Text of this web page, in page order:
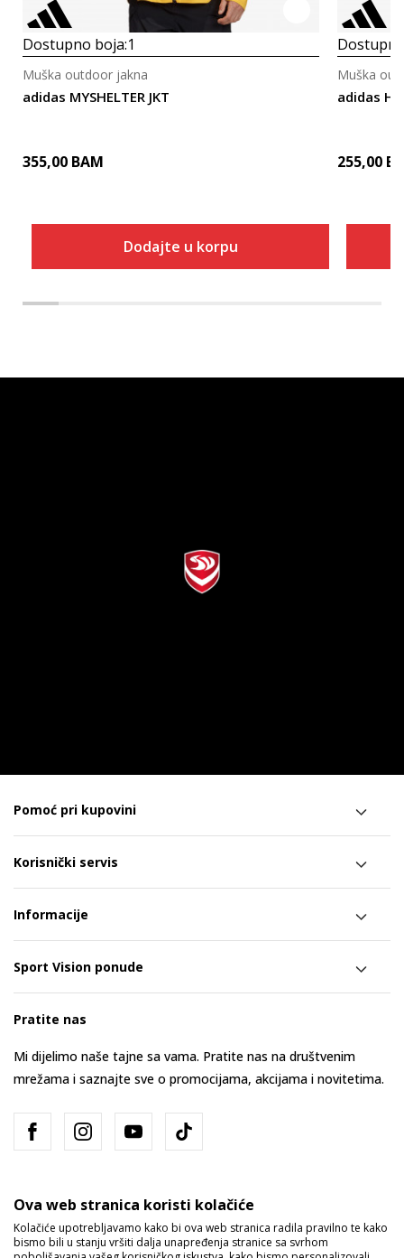
Dostupno boja:1
adidas MYSHELTER JKT
Muška outdoor jakna
355,00 BAM
Dodajte u korpu
adidas
Muška
255,00
Pomoć pri kupovini
Korisnički servis
Informacije
Sport Vision ponude
Pratite nas
Mi dijelimo naše tajne sa vama. Pratite nas na društvenim
mrežama i saznajte sve o promocijama, akcijama i novitetima.
Bosna i Hercegovina Promijenite
Ova web stranica koristi kolačiće
Kolačiće upotrebljavamo kako bi ova web stranica radila pravilno te kako
bismo bili u stanju vršiti dalja unapređenja stranice sa svrhom